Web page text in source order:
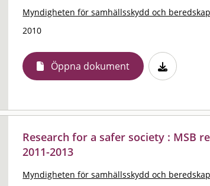
Myndigheten för samhällsskydd och
2010
Öppna dokument
Research for a safer society : MSB
2011-2013
Myndigheten för samhällsskydd och